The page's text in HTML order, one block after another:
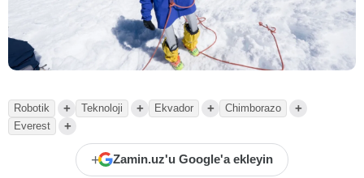
Robotik + Teknoloji + Ekvador + Chimborazo +
Everest +
+ Zamin.uz'u Google'a ekleyin